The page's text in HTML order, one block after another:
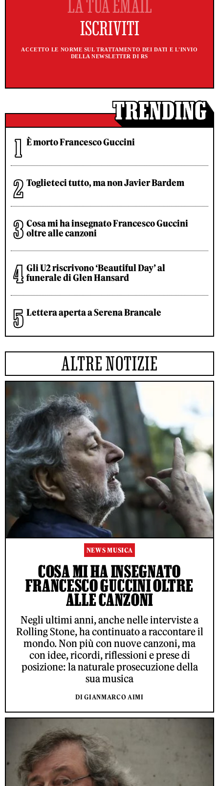
ACCETTO LE NORME SUL TRATTAMENTO DEI DATI E L'INVIO
DELLA NEWSLETTER DI RS
È morto Francesco Guccini
Toglieteci tutto, ma non Javier Bardem
Cosa mi ha insegnato Francesco Guccini
oltre alle canzoni
Gli U2 riscrivono ‘Beautiful Day’ al
funerale di Glen Hansard
Lettera aperta a Serena Brancale
ALTRE NOTIZIE
NEWS MUSICA
COSA MI HA INSEGNATO
FRANCESCO GUCCINI OLTRE
ALLE CANZONI
Negli ultimi anni, anche nelle interviste a
Rolling Stone, ha continuato a raccontare il
mondo. Non più con nuove canzoni, ma
con idee, ricordi, riflessioni e prese di
posizione: la naturale prosecuzione della
sua musica
DI GIANMARCO AIMI